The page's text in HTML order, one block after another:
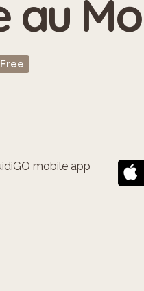
au
Free
mobile app